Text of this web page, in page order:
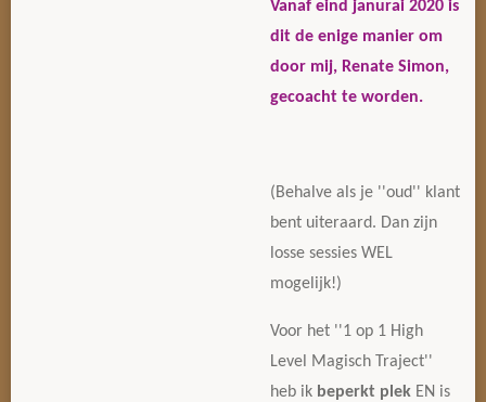
Vanaf eind janurai 2020 is
dit de enige manier om
door mij, Renate Simon,
gecoacht te worden.
(Behalve als je ''oud'' klant
bent uiteraard. Dan zijn
losse sessies WEL
mogelijk!)
Voor het ''1 op 1 High
Level Magisch Traject''
heb ik beperkt plek EN is